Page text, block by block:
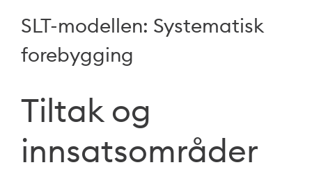
SLT-modellen: Systematisk
forebygging
Tiltak og
innsatsområder